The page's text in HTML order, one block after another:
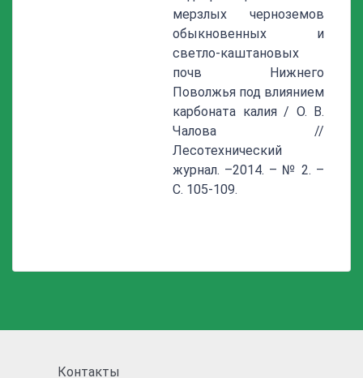
мерзлых черноземов
обыкновенных и
светло-каштановых
почв Нижнего
Поволжья под влиянием
карбоната калия / О. В.
Чалова //
Лесотехнический
журнал. –2014. – № 2. –
С. 105-109.
Контакты